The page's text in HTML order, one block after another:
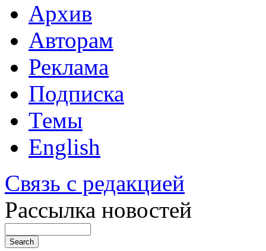
Архив
Авторам
Реклама
Подписка
Темы
English
Связь с редакцией
Рассылка новостей